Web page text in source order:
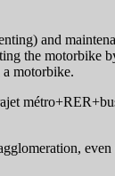
and
the motorbike
a motorbike.